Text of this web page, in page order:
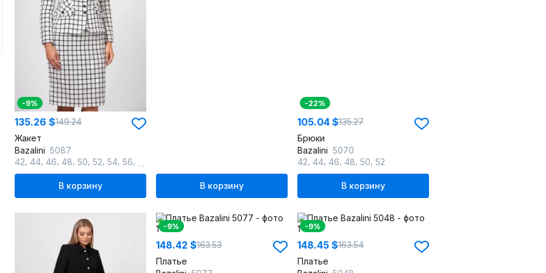
-9%
135.26 $149.24
Жакет
Bazalini 5087
42 44 46 48 50 52 54 56
В корзину В корзину
-22%
105.04 $135.27
Брюки
Bazalini 5070
42 44 46 48 50 52
В корзину
-9%
148.42 $163.53
Платье
-9%
148.45 $163.54
Платье